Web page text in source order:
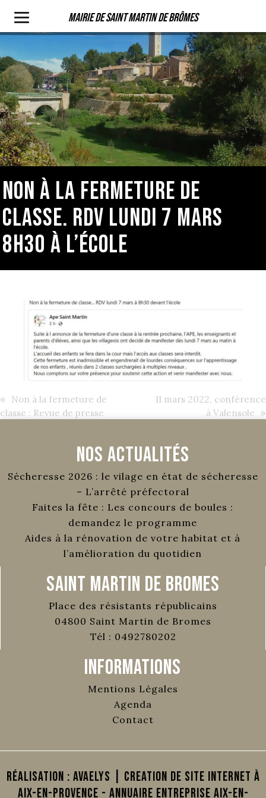
Mairie de Saint Martin de Brômes
NON À LA FERMETURE DE
CLASSE. RDV LUNDI 7 MARS
8H30 À L’ÉCOLE
«
Non à la fermeture de
classe : Revue de presse
11 mars 2022, conférence
à Valensole »
Nos Actualités
Sécheresse 2026 : le vilage en état de sécheresse
– L’arrêté préfectoral
Faites la fête : Les concours de boules :
demandez le programme
Aides à la rénovation de votre habitat et à
l’amélioration du quotidien
Saint Martin de Bromes
Place des résistants républicains
04800 Saint Martin de Bromes
Tél : 0492780202
Informations
Mentions Légales
Agenda
Contact
Réalisation : AVAELYS | Creation de site internet à
Aix-en-Provence - Annuaire Entreprise Aix-en-